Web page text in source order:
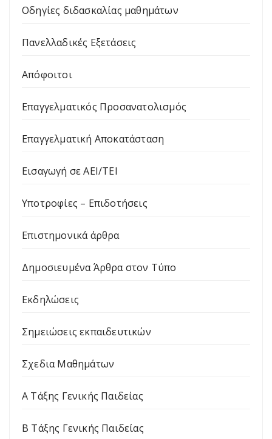
Οδηγίες διδασκαλίας μαθημάτων
Πανελλαδικές Εξετάσεις
Απόφοιτοι
Επαγγελματικός Προσανατολισμός
Επαγγελματική Αποκατάσταση
Εισαγωγή σε ΑΕΙ/ΤΕΙ
Υποτροφίες – Επιδοτήσεις
Επιστημονικά άρθρα
Δημοσιευμένα Άρθρα στον Τύπο
Εκδηλώσεις
Σημειώσεις εκπαιδευτικών
Σχεδια Μαθημάτων
Α Τάξης Γενικής Παιδείας
Β Τάξης Γενικής Παιδείας